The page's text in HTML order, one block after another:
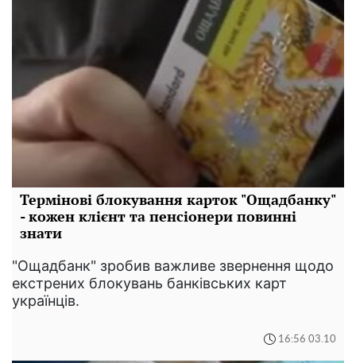
Термінові блокування карток "Ощадбанку"
- кожен клієнт та пенсіонери повинні
знати
"Ощадбанк" зробив важливе звернення щодо
екстрених блокувань банківських карт
українців.
16:56 03.10